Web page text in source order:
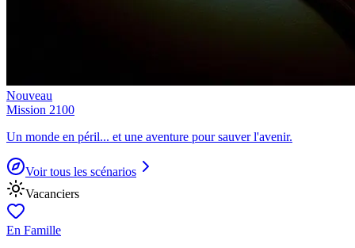
Nouveau
Mission 2100
Un monde en péril... et une aventure pour sauver l'avenir.
Voir tous les scénarios
Vacanciers
En Famille